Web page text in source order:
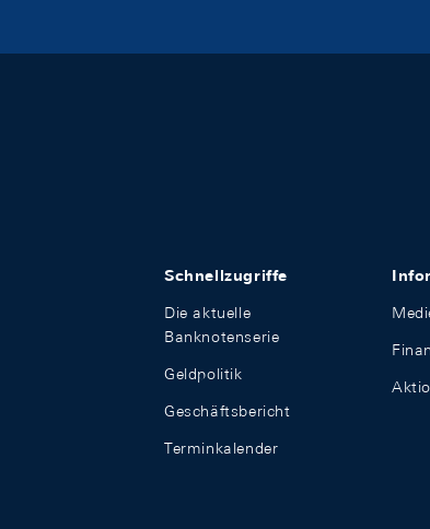
Schnellzugriffe
Die aktuelle
Banknotenserie
Geldpolitik
Geschäftsbericht
Terminkalender